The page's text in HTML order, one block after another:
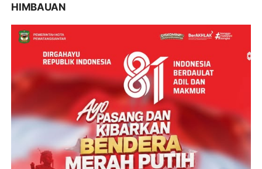
HIMBAUAN